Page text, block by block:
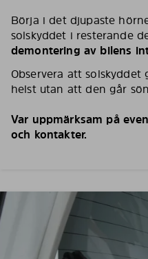
Börja i det djupaste
solskyddet i resterande
demontering av bilens
Observera att
helst utan att den går
Var uppmärksam på
och kontakter.